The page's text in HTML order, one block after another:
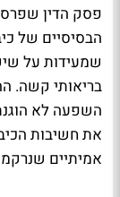
פסק הדין
הבסיסיים של
שמעידות על
בריאותי קשה.
השפעה לא
את חשיבות
אמיתיים